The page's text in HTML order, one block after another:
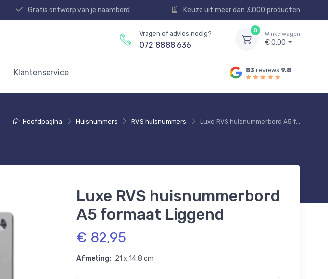
Gratis ontwerp van je naambord Keuze uit meer dan 3.000 producten
Vragen of advies nodig?
072 8888 636
0
Winkelwagen
€ 0,00
Klantenservice 83 reviews 9.8
Hoofdpagina Huisnummers RVS huisnummers Luxe RVS huisnummerbord A5 formaat Liggend
Luxe RVS huisnummerbord
A5 formaat Liggend
€ 82,95
Afmeting: 21 x 14,8 cm